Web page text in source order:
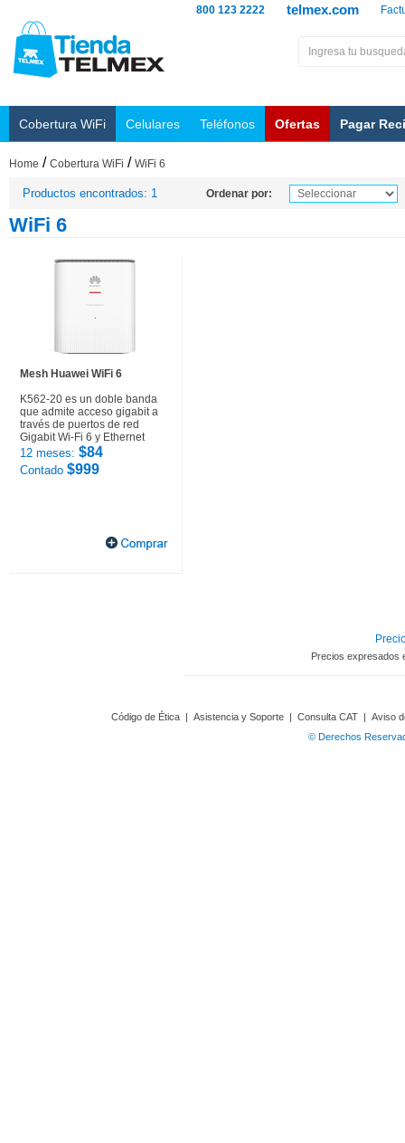
telmex.com
800 123 2222
Cobertura WiFi Celulares Teléfonos Ofertas Pagar
Home / Cobertura WiFi / WiFi 6
Productos encontrados: 1 Ordenar por:
WiFi 6
Mesh Huawei WiFi 6
K562-20 es un doble banda
que admite acceso gigabit a
través de puertos de red
Gigabit Wi-Fi 6 y Ethernet
12 meses: $84
Contado $999
Precios expresados
Código de Ética | Asistencia y Soporte | Consulta CAT | Aviso
© Derechos